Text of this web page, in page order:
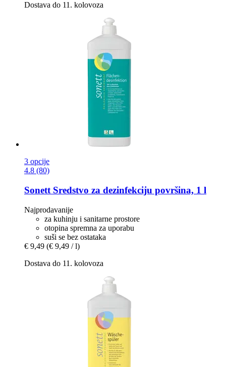
Dostava do 11. kolovoza
3 opcije
4.8 (80)
Sonett Sredstvo za dezinfekciju površina, 1 l
Najprodavanije
za kuhinju i sanitarne prostore
otopina spremna za uporabu
suši se bez ostataka
€ 9,49 (€ 9,49 / l)
Dostava do 11. kolovoza